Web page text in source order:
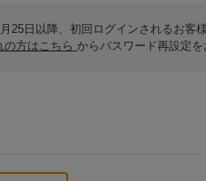
25日以降、初回ログインされるお客
方はこちら からパスワード再設定を